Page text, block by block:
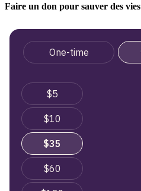
Faire un don pour sauver des vies